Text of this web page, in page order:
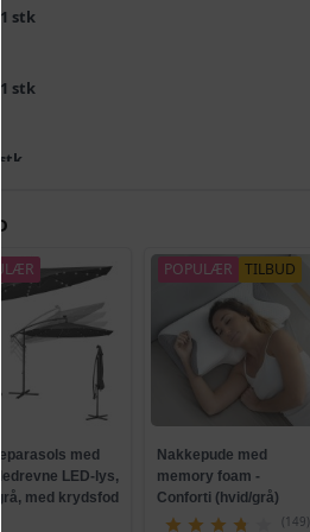
stk
stk
med
LED-lys,
med krydsfod
POPULÆR TILBUD
Nakkepude med
memory foam -
Conforti (hvid/grå)
(149)